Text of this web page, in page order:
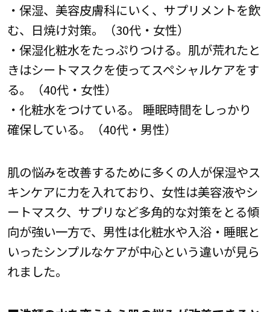
・保湿、美容皮膚科にいく、サプリメントを飲
む、日焼け対策。（30代・女性）
・保湿化粧水をたっぷりつける。肌が荒れたと
きはシートマスクを使ってスペシャルケアをす
る。（40代・女性）
・化粧水をつけている。 睡眠時間をしっかり
確保している。（40代・男性）
肌の悩みを改善するために多くの人が保湿やス
キンケアに力を入れており、女性は美容液やシ
ートマスク、サプリなど多角的な対策をとる傾
向が強い一方で、男性は化粧水や入浴・睡眠と
いったシンプルなケアが中心という違いが見ら
れました。